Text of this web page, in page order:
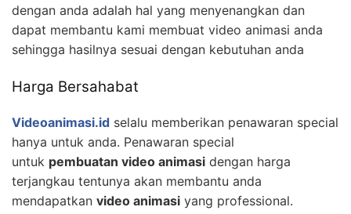
dengan anda adalah hal yang menyenangkan dan
dapat membantu kami membuat video animasi anda
sehingga hasilnya sesuai dengan kebutuhan anda
Harga Bersahabat
Videoanimasi.id selalu memberikan penawaran special
hanya untuk anda. Penawaran special
untuk pembuatan video animasi dengan harga
terjangkau tentunya akan membantu anda
mendapatkan video animasi yang professional.